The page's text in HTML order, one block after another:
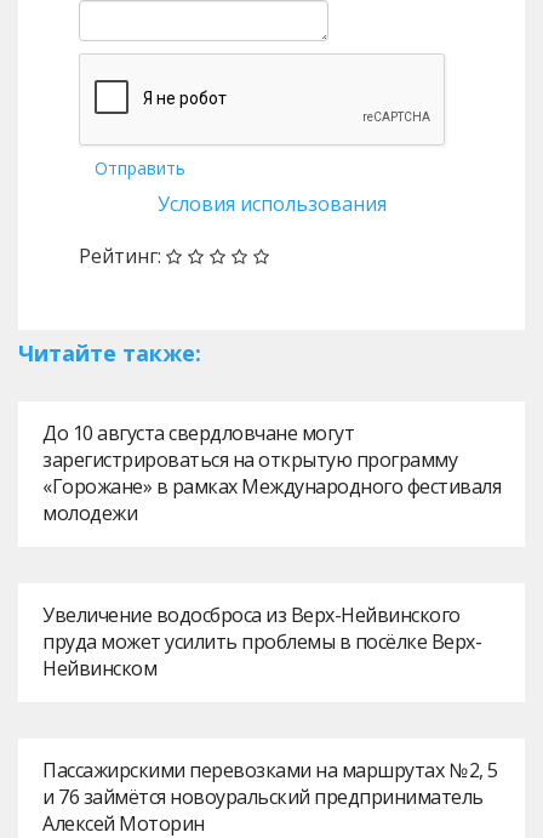
Отправить
Условия использования
Рейтинг:
Читайте также:
До 10 августа свердловчане могут
зарегистрироваться на открытую программу
«Горожане» в рамках Международного фестиваля
молодежи
Увеличение водосброса из Верх-Нейвинского
пруда может усилить проблемы в посёлке Верх-
Нейвинском
Пассажирскими перевозками на маршрутах № 2, 5
и 76 займётся новоуральский предприниматель
Алексей Моторин